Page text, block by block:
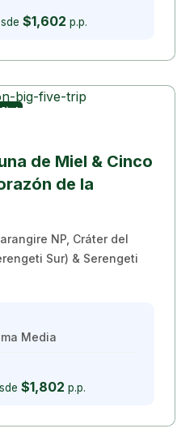
$1,602 p.p.
de Miel & Cinco
de la
NP, Cráter del
Sur) & Serengeti
Media
$1,802 p.p.